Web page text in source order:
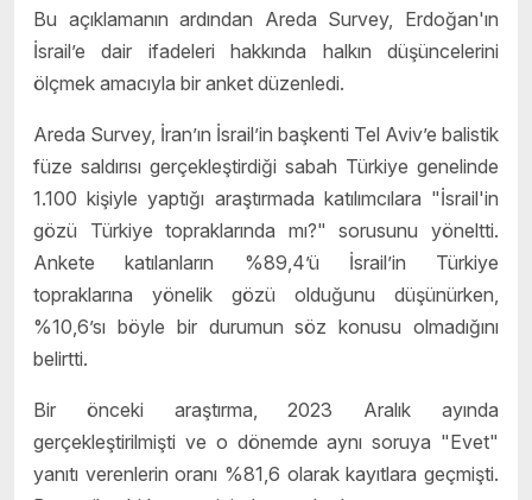
Bu açıklamanın ardından Areda Survey, Erdoğan'ın
İsrail’e dair ifadeleri hakkında halkın düşüncelerini
ölçmek amacıyla bir anket düzenledi.
Areda Survey, İran’ın İsrail’in başkenti Tel Aviv’e balistik
füze saldırısı gerçekleştirdiği sabah Türkiye genelinde
1.100 kişiyle yaptığı araştırmada katılımcılara "İsrail'in
gözü Türkiye topraklarında mı?" sorusunu yöneltti.
Ankete katılanların %89,4’ü İsrail’in Türkiye
topraklarına yönelik gözü olduğunu düşünürken,
%10,6’sı böyle bir durumun söz konusu olmadığını
belirtti.
Bir önceki araştırma, 2023 Aralık ayında
gerçekleştirilmişti ve o dönemde aynı soruya "Evet"
yanıtı verenlerin oranı %81,6 olarak kayıtlara geçmişti.